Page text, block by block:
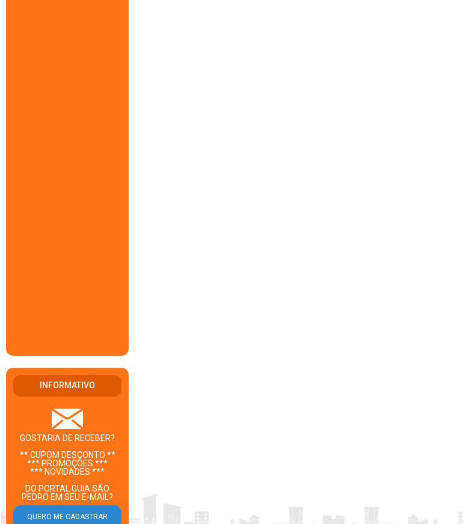
INFORMATIVO
GOSTARIA DE RECEBER?
** CUPOM DESCONTO **
*** PROMOÇÕES ***
*** NOVIDADES ***
DO PORTAL GUIA SÃO
PEDRO EM SEU E-MAIL?